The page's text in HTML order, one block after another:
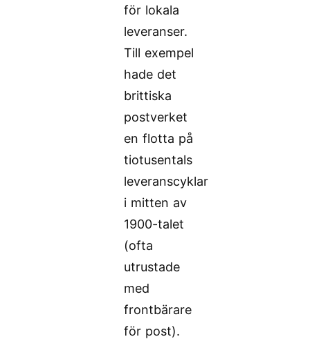
för lokala
leveranser.
Till exempel
hade det
brittiska
postverket
en flotta på
tiotusentals
leveranscyklar
i mitten av
1900-talet
(ofta
utrustade
med
frontbärare
för post).